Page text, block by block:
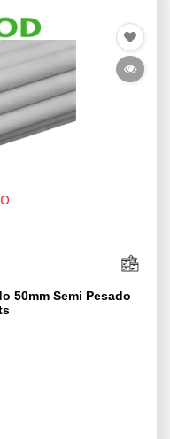
50mm Semi Pesado